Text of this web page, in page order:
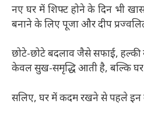
नए घर में शिफ्ट होने के दिन भी
बनाने के लिए पूजा और दीप
छोटे-छोटे बदलाव जैसे सफाई, हल्की
केवल सुख-समृद्धि आती है, बल्कि घर
सलिए, घर में कदम रखने से पहले इन